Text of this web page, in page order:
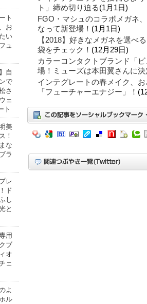
ト
お
い
ュ
自
で
さ
ェ
ト
美
！
な
ラ
レ
ド
し
と
用
ブ
オ
ェ
よ
ル
ト」締め切り迫る(1月1日)
FGO・マシュのコラボメガネ
なって新登場！ (1月1日)
【2018】好きなメガネを選べ
袋をチェック！ (12月29日)
カラーコンタクトブランド「
場！ミューズは本田翼さんに決
インテグレートの春メイク、
「フューチャーエナジー」！